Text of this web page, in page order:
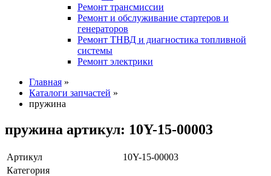
Ремонт трансмиссии
Ремонт и обслуживание стартеров и
генераторов
Ремонт ТНВД и диагностика топливной
системы
Ремонт электрики
Главная »
Каталоги запчастей »
пружина
пружина артикул: 10Y-15-00003
Артикул
10Y-15-00003
Категория